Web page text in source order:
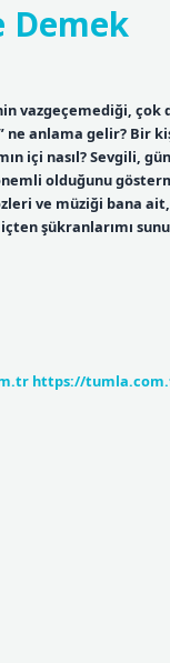
Demek
vazgeçemediği,
ne anlama gelir? Bir
içi nasıl? Sevgili,
olduğunu
ve müziği bana
şükranlarımı
https://